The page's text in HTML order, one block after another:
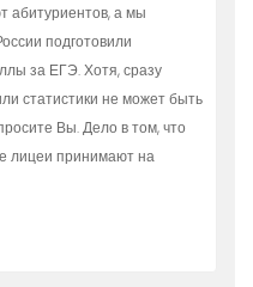
абитуриентов, а мы
подготовили
за ЕГЭ. Хотя, сразу
статистики не может быть
Вы. Дело в том, что
лицеи принимают на